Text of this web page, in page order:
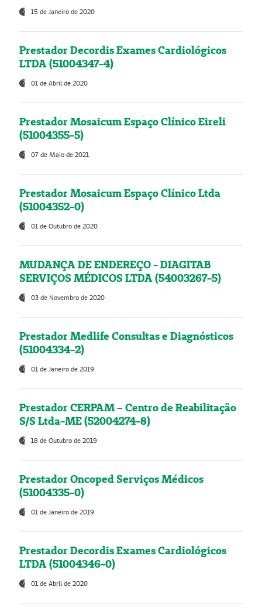
15 de Janeiro de 2020
Prestador Decordis Exames Cardiológicos
LTDA (51004347-4)
01 de Abril de 2020
Prestador Mosaicum Espaço Clínico Eireli
(51004355-5)
07 de Maio de 2021
Prestador Mosaicum Espaço Clínico Ltda
(51004352-0)
01 de Outubro de 2020
MUDANÇA DE ENDEREÇO - DIAGITAB
SERVIÇOS MÉDICOS LTDA (54003267-5)
03 de Novembro de 2020
Prestador Medlife Consultas e Diagnósticos
(51004334-2)
01 de Janeiro de 2019
Prestador CERPAM – Centro de Reabilitação
S/S Ltda-ME (52004274-8)
18 de Outubro de 2019
Prestador Oncoped Serviços Médicos
(51004335-0)
01 de Janeiro de 2019
Prestador Decordis Exames Cardiológicos
LTDA (51004346-0)
01 de Abril de 2020